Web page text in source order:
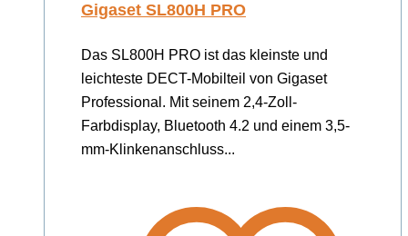
Gigaset SL800H PRO
Das SL800H PRO ist das kleinste und
leichteste DECT-Mobilteil von Gigaset
Professional. Mit seinem 2,4-Zoll-
Farbdisplay, Bluetooth 4.2 und einem 3,5-
mm-Klinkenanschluss...